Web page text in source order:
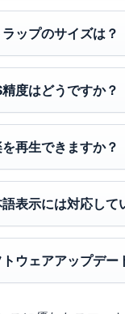
ップのサイズは？
度はどうですか？
再生できますか？
表示には対応して
ウェアアップデー